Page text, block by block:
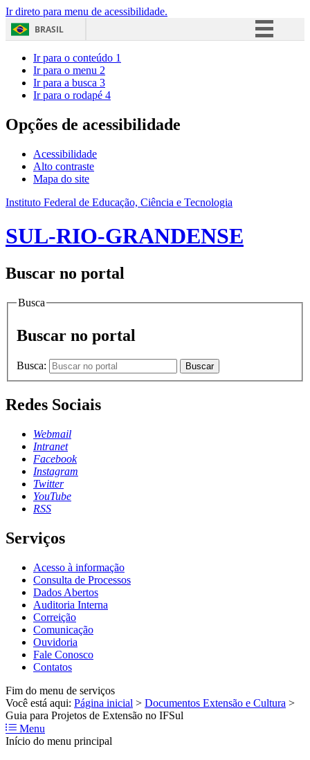
Ir direto para menu de acessibilidade.
BRASIL
Acesso à informação
Ir para o conteúdo 1
Ir para o menu 2
Ir para a busca 3
Ir para o rodapé 4
Opções de acessibilidade
Acessibilidade
Alto contraste
Mapa do site
Instituto Federal de Educação, Ciência e Tecnologia
SUL-RIO-GRANDENSE
Buscar no portal
Busca
Buscar no portal
Busca: Buscar
Redes Sociais
Webmail
Intranet
Facebook
Instagram
Twitter
YouTube
RSS
Serviços
Acesso à informação
Consulta de Processos
Dados Abertos
Auditoria Interna
Correição
Comunicação
Ouvidoria
Fale Conosco
Contatos
Fim do menu de serviços
Você está aqui: Página inicial > Documentos Extensão e Cultura >
Guia para Projetos de Extensão no IFSul
Menu
Início do menu principal